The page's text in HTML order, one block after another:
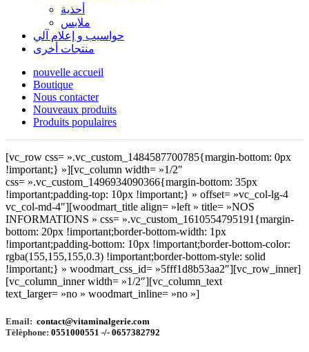
أحذية
ملابس
حواسيب و إعلام آلي
منتجات أخرى
nouvelle accueil
Boutique
Nous contacter
Nouveaux produits
Produits populaires
[vc_row css= ».vc_custom_1484587700785{margin-bottom: 0px
!important;} »][vc_column width= »1/2″
css= ».vc_custom_1496934090366{margin-bottom: 35px
!important;padding-top: 10px !important;} » offset= »vc_col-lg-4
vc_col-md-4″][woodmart_title align= »left » title= »NOS
INFORMATIONS » css= ».vc_custom_1610554795191{margin-
bottom: 20px !important;border-bottom-width: 1px
!important;padding-bottom: 10px !important;border-bottom-color:
rgba(155,155,155,0.3) !important;border-bottom-style: solid
!important;} » woodmart_css_id= »5fff1d8b53aa2″][vc_row_inner]
[vc_column_inner width= »1/2″][vc_column_text
text_larger= »no » woodmart_inline= »no »]
Email: contact@vitaminalgerie.com
Tèlèphone: 0551000551 -/- 0657382792